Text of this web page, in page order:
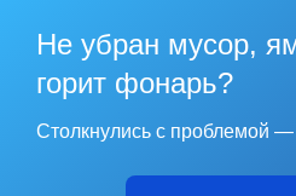
Не убран мусор,
горит фонарь?
Столкнулись с проблемой